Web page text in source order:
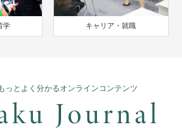
学 キャリア・就職
っとよく分かるオンラインコンテンツ